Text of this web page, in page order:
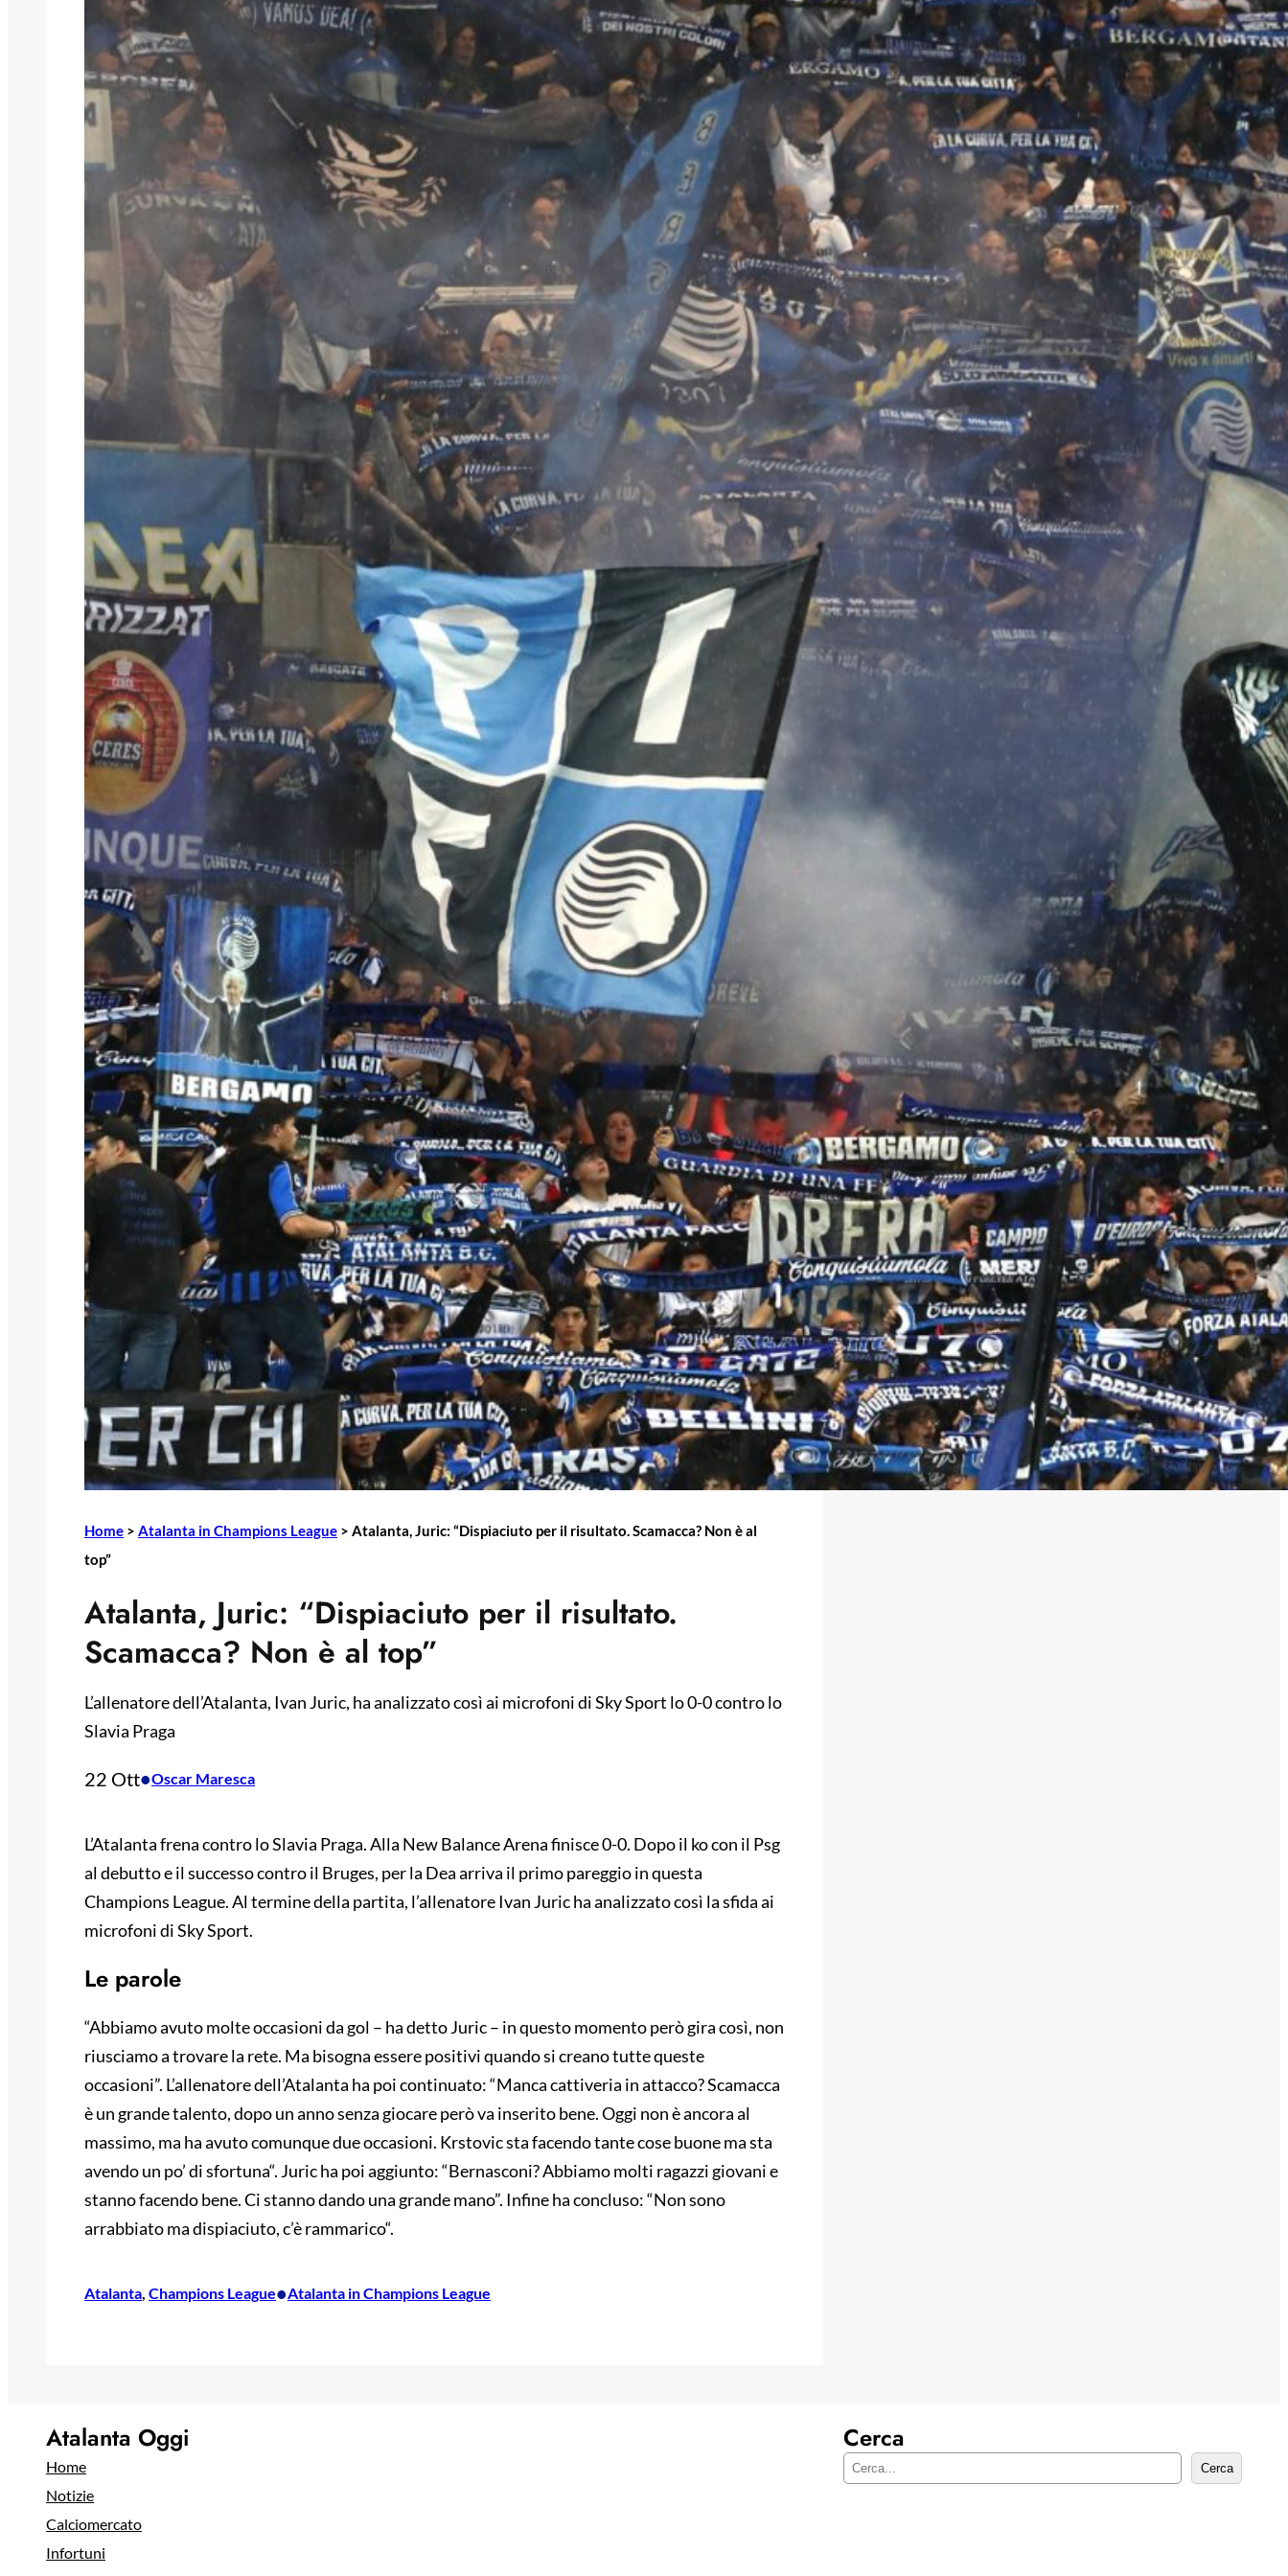
Home > Atalanta in Champions League > Atalanta, Juric: “Dispiaciuto per il risultato. Scamacca? Non è al
top”
Atalanta, Juric: “Dispiaciuto per il risultato.
Scamacca? Non è al top”
L’allenatore dell’Atalanta, Ivan Juric, ha analizzato così ai microfoni di Sky Sport lo 0-0 contro lo
Slavia Praga
22 Ott•Oscar Maresca
L’Atalanta frena contro lo Slavia Praga. Alla New Balance Arena finisce 0-0. Dopo il ko con il Psg
al debutto e il successo contro il Bruges, per la Dea arriva il primo pareggio in questa
Champions League. Al termine della partita, l’allenatore Ivan Juric ha analizzato così la sfida ai
microfoni di Sky Sport.
Le parole
“Abbiamo avuto molte occasioni da gol – ha detto Juric – in questo momento però gira così, non
riusciamo a trovare la rete. Ma bisogna essere positivi quando si creano tutte queste
occasioni”. L’allenatore dell’Atalanta ha poi continuato: “Manca cattiveria in attacco? Scamacca
è un grande talento, dopo un anno senza giocare però va inserito bene. Oggi non è ancora al
massimo, ma ha avuto comunque due occasioni. Krstovic sta facendo tante cose buone ma sta
avendo un po’ di sfortuna“. Juric ha poi aggiunto: “Bernasconi? Abbiamo molti ragazzi giovani e
stanno facendo bene. Ci stanno dando una grande mano”. Infine ha concluso: “Non sono
arrabbiato ma dispiaciuto, c’è rammarico“.
Atalanta, Champions League•Atalanta in Champions League
6 Agosto 2026
Sarri e il ricordo di Guccini: la cena
che svelò un’amicizia tra calcio e
musica
6 Agosto 2026
Mercato, l’ex Atalanta Romero verso
l’Atletico Madrid: Inter in attesa
6 Agosto 2026
Atalanta Oggi
Home
Notizie
Calciomercato
Infortuni
Cerca
C
Cerca